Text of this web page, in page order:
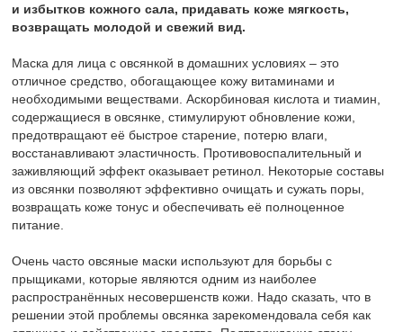
и избытков кожного сала, придавать коже мягкость,
возвращать молодой и свежий вид.
Маска для лица с овсянкой в домашних условиях – это
отличное средство, обогащающее кожу витаминами и
необходимыми веществами. Аскорбиновая кислота и тиамин,
содержащиеся в овсянке, стимулируют обновление кожи,
предотвращают её быстрое старение, потерю влаги,
восстанавливают эластичность. Противовоспалительный и
заживляющий эффект оказывает ретинол. Некоторые составы
из овсянки позволяют эффективно очищать и сужать поры,
возвращать коже тонус и обеспечивать её полноценное
питание.
Очень часто овсяные маски используют для борьбы с
прыщиками, которые являются одним из наиболее
распространённых несовершенств кожи. Надо сказать, что в
решении этой проблемы овсянка зарекомендовала себя как